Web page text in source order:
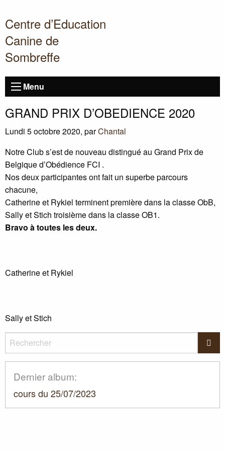
Centre d’Education
Canine de
Sombreffe
Menu
GRAND PRIX D’OBEDIENCE 2020
Lundi 5 octobre 2020, parChantal
Notre Club s’est de nouveau distingué au Grand Prix de
Belgique d’Obédience FCI .
Nos deux participantes ont fait un superbe parcours
chacune,
Catherine et Rykiel terminent première dans la classe ObB,
Sally et Stich troisième dans la classeOB1.
Bravo à toutes les deux.
Catherine et Rykiel
Sally et Stich
Rechercher
Dernier album:
cours du 25/07/2023